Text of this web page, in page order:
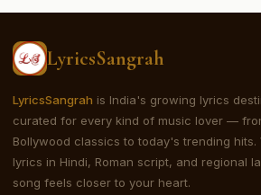
LyricsSangrah
LyricsSangrah is India's growing lyrics
curated for every kind of music lover —
Bollywood classics to today's trending
lyrics in Hindi, Roman script, and regional
song feels closer to your heart.